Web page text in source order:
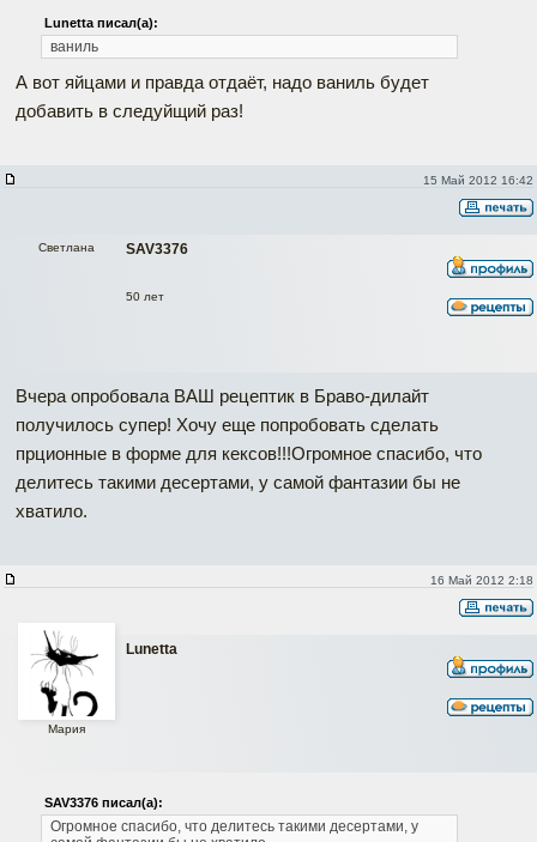
Lunetta писал(а):
ваниль
А вот яйцами и правда отдаёт, надо ваниль будет
добавить в следуйщий раз!
15 Май 2012 16:42
SAV3376
Светлана
50 лет
Вчера опробовала ВАШ рецептик в Браво-дилайт
получилось супер! Хочу еще попробовать сделать
прционные в форме для кексов!!!Огромное спасибо, что
делитесь такими десертами, у самой фантазии бы не
хватило.
16 Май 2012 2:18
Lunetta
Мария
SAV3376 писал(а):
Огромное спасибо, что делитесь такими десертами, у